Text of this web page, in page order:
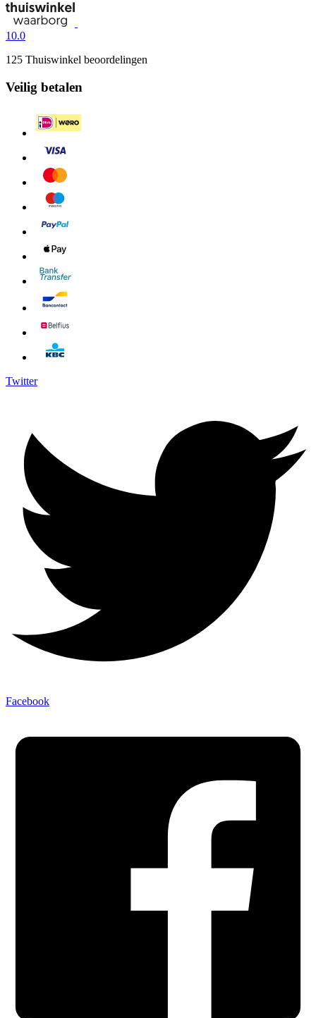
10.0
125 Thuiswinkel beoordelingen
Veilig betalen
Twitter
Facebook